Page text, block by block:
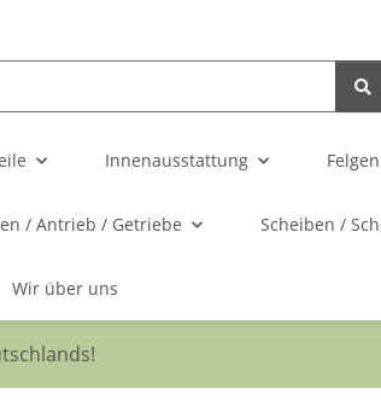
Innenausstattung
/ Antrieb / Getriebe Scheiben /
Wir über uns